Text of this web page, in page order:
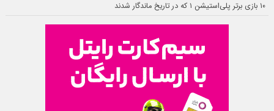
۱۰ بازی برتر پلی‌استیشن ۱ که در تاریخ ماندگار شدند